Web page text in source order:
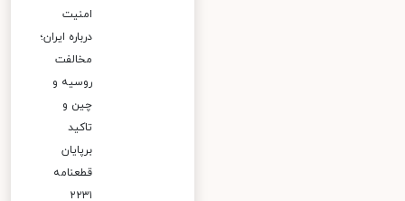
امنیت
درباره ایران؛
مخالفت
روسیه و
چین و
تاکید
برپایان
قطعنامه
۲۲۳۱